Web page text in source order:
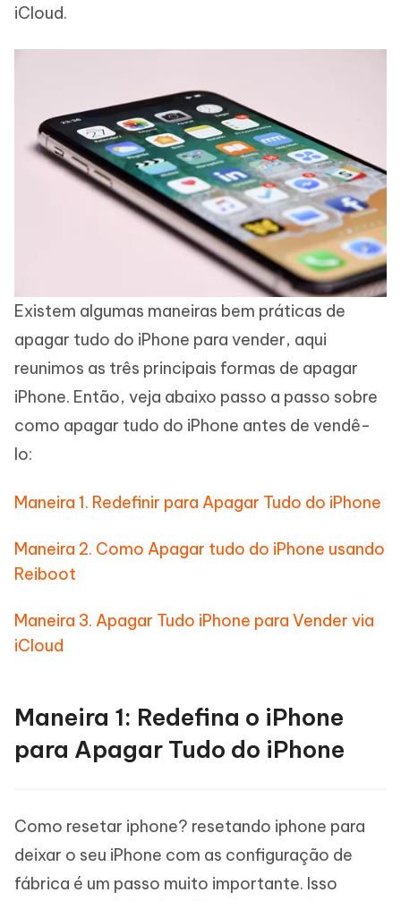
iCloud.
Existem algumas maneiras bem práticas de
apagar tudo do iPhone para vender, aqui
reunimos as três principais formas de apagar
iPhone. Então, veja abaixo passo a passo sobre
como apagar tudo do iPhone antes de vendê-
lo:
Maneira 1. Redefinir para Apagar Tudo do iPhone
Maneira 2. Como Apagar tudo do iPhone usando
Reiboot
Maneira 3. Apagar Tudo iPhone para Vender via
iCloud
Maneira 1: Redefina o iPhone
para Apagar Tudo do iPhone
Como resetar iphone? resetando iphone para
deixar o seu iPhone com as configuração de
fábrica é um passo muito importante. Isso